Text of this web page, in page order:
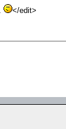
</edit>